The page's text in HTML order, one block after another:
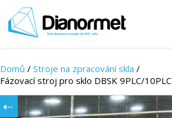
Domů / Stroje na zpracování skla /
Fázovací stroj pro sklo DBSK 9PLC/10PLC